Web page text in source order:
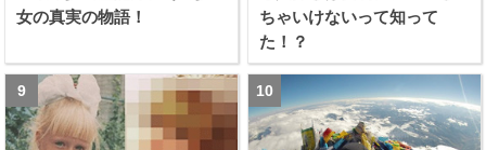
女の真実の物語！
ちゃいけないって知って
た！？